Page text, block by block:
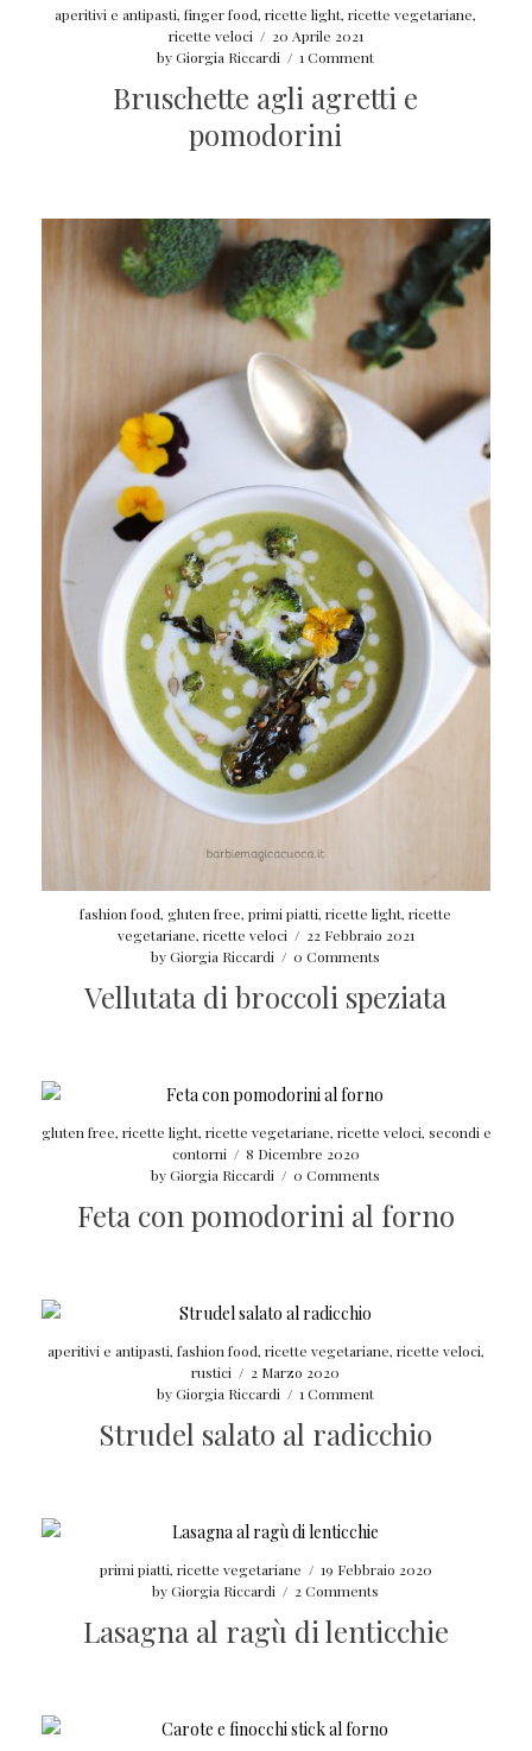
aperitivi e antipasti,finger food,ricette light,ricette vegetariane,
ricette veloci / 20 Aprile 2021
byGiorgia Riccardi / 1 Comment
Bruschette agli agretti e
pomodorini
fashion food,gluten free,primi piatti,ricette light,ricette
vegetariane, ricette veloci / 22 Febbraio 2021
byGiorgia Riccardi / 0 Comments
Vellutata di broccoli speziata
gluten free, ricette light, ricette vegetariane, ricette veloci, secondi e
contorni / 8 Dicembre 2020
byGiorgia Riccardi / 0 Comments
Feta con pomodorini al forno
aperitivi e antipasti, fashion food, ricette vegetariane, ricette veloci,
rustici / 2 Marzo 2020
byGiorgia Riccardi / 1 Comment
Strudel salato al radicchio
primi piatti, ricette vegetariane / 19 Febbraio 2020
byGiorgia Riccardi / 2 Comments
Lasagna al ragù di lenticchie